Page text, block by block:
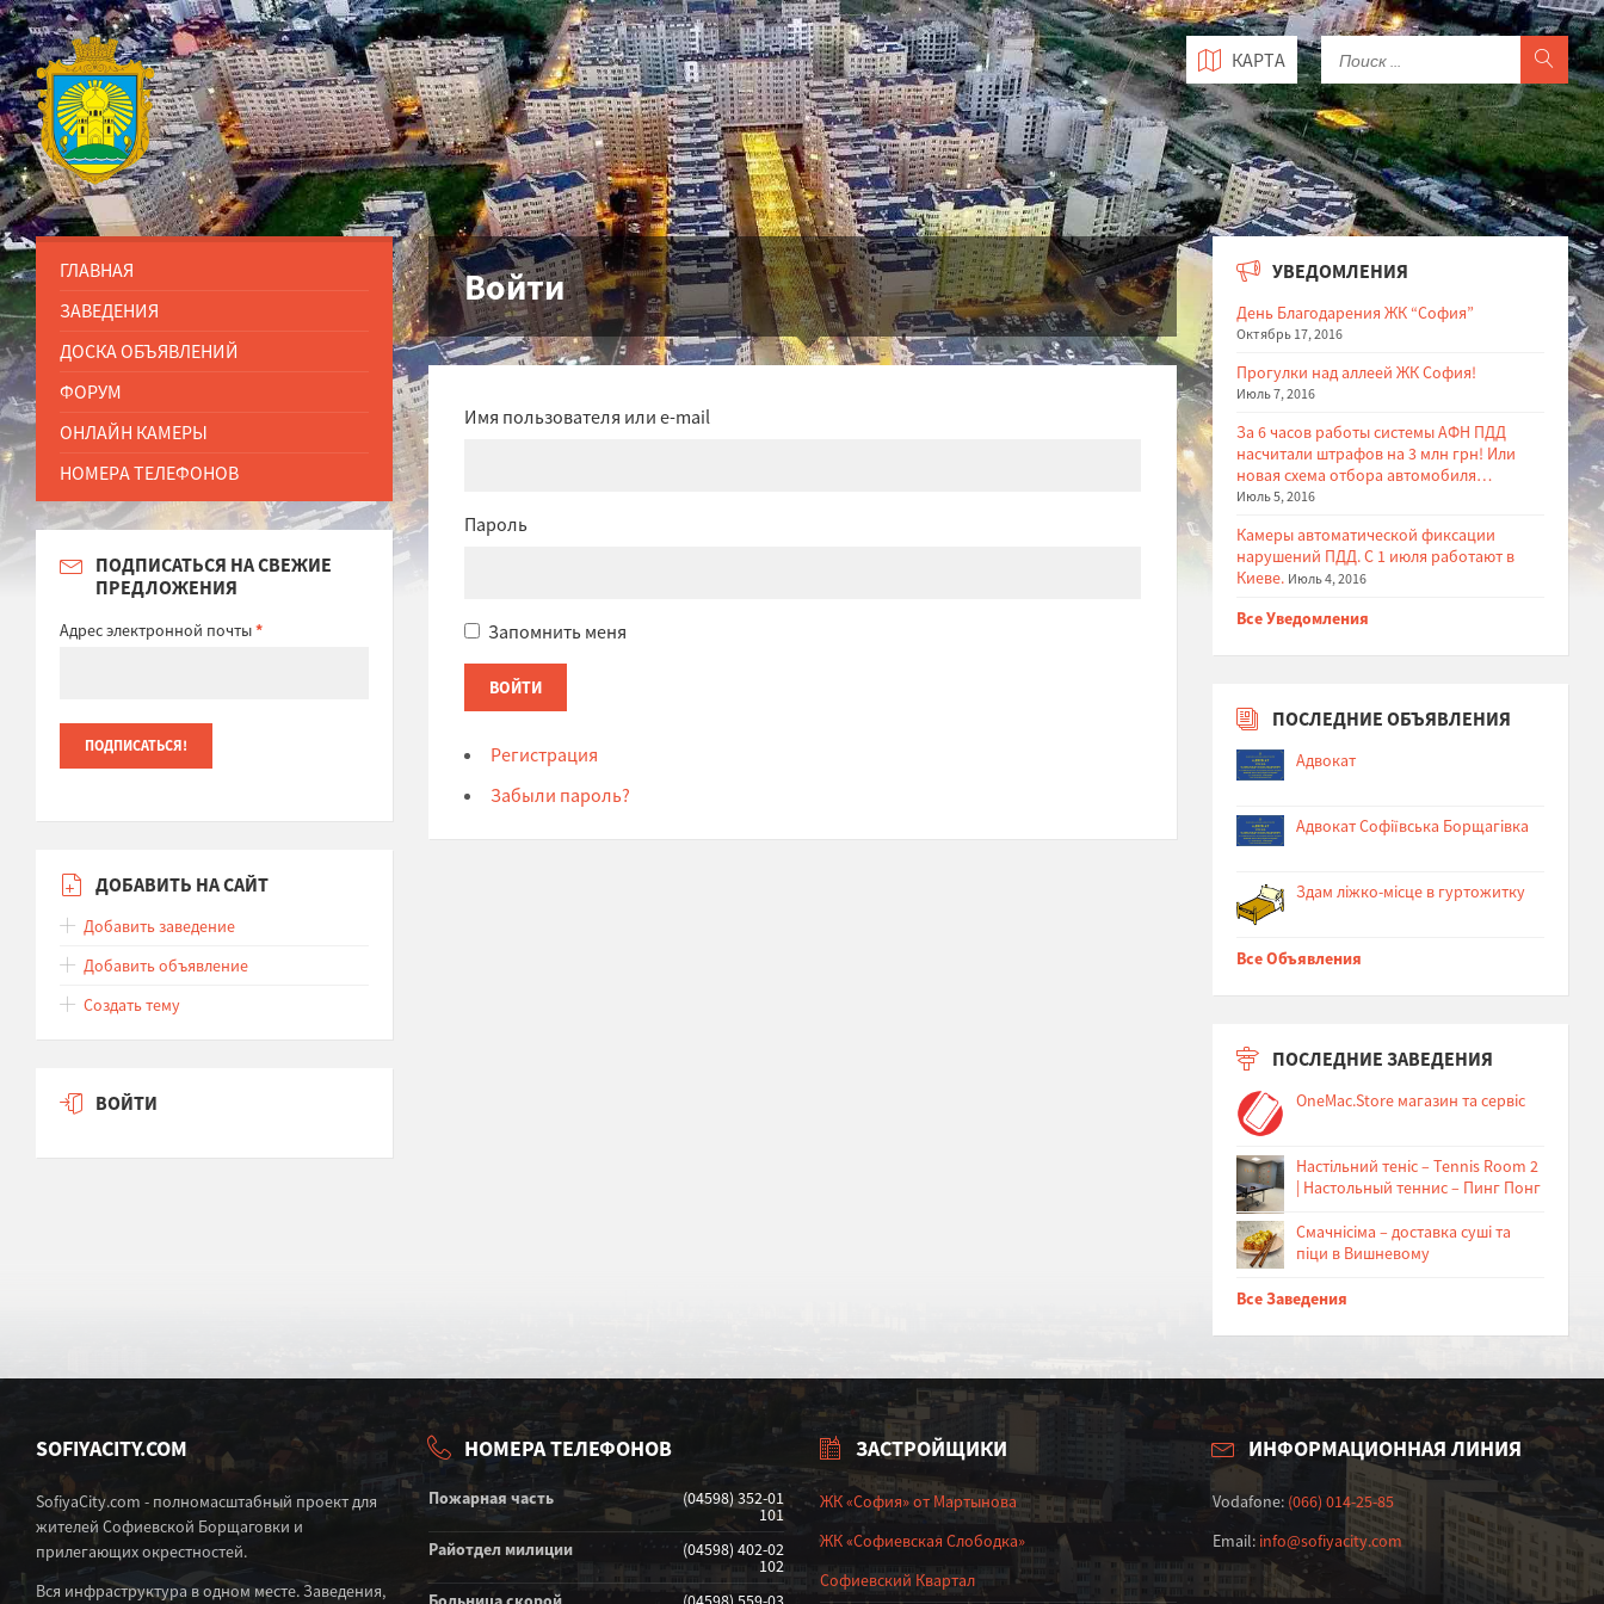
КАРТА
Войти
Имя пользователя или e-mail
Пароль
Запомнить меня
Регистрация
Забыли пароль?
ГЛАВНАЯ
ЗАВЕДЕНИЯ
ДОСКА ОБЪЯВЛЕНИЙ
ФОРУМ
ОНЛАЙН КАМЕРЫ
НОМЕРА ТЕЛЕФОНОВ
ПОДПИСАТЬСЯ НА СВЕЖИЕ
ПРЕДЛОЖЕНИЯ
Адрес электронной почты*
ДОБАВИТЬ НА САЙТ
Добавить заведение
Добавить объявление
Создать тему
ВОЙТИ
УВЕДОМЛЕНИЯ
День Благодарения ЖК “София”
Октябрь 17, 2016
Прогулки над аллеей ЖК София!
Июль 7, 2016
За 6 часов работы системы АФН ПДД
насчитали штрафов на 3 млн грн! Или
новая схема отбора автомобиля…
Июль 5, 2016
Камеры автоматической фиксации
нарушений ПДД. С 1 июля работают в
Киеве. Июль 4, 2016
Все Уведомления
ПОСЛЕДНИЕ ОБЪЯВЛЕНИЯ
Адвокат
Адвокат Софіївська Борщагівка
Здам ліжко-місце в гуртожитку
Все Объявления
ПОСЛЕДНИЕ ЗАВЕДЕНИЯ
OneMac.Store магазин та сервіс
Настільний теніс – Tennis Room 2
| Настольный теннис – Пинг Понг
Cмачнісіма – доставка суші та
піци в Вишневому
Все Заведения
SOFIYACITY.COM
SofiyaCity.com - полномасштабный проект для
жителей Софиевской Борщаговки и
прилегающих окрестностей.
Вся инфраструктура в одном месте. Заведения,
НОМЕРА ТЕЛЕФОНОВ
Пожарная часть (04598) 352-01
101
Райотдел милиции
(04598) 402-02
102
ЗАСТРОЙЩИКИ
ЖК «София» от Мартынова
ЖК «Софиевская Слободка»
Софиевский Квартал
ИНФОРМАЦИОННАЯ ЛИНИЯ
Vodafone: (066) 014-25-85
Email: info@sofiyacity.com